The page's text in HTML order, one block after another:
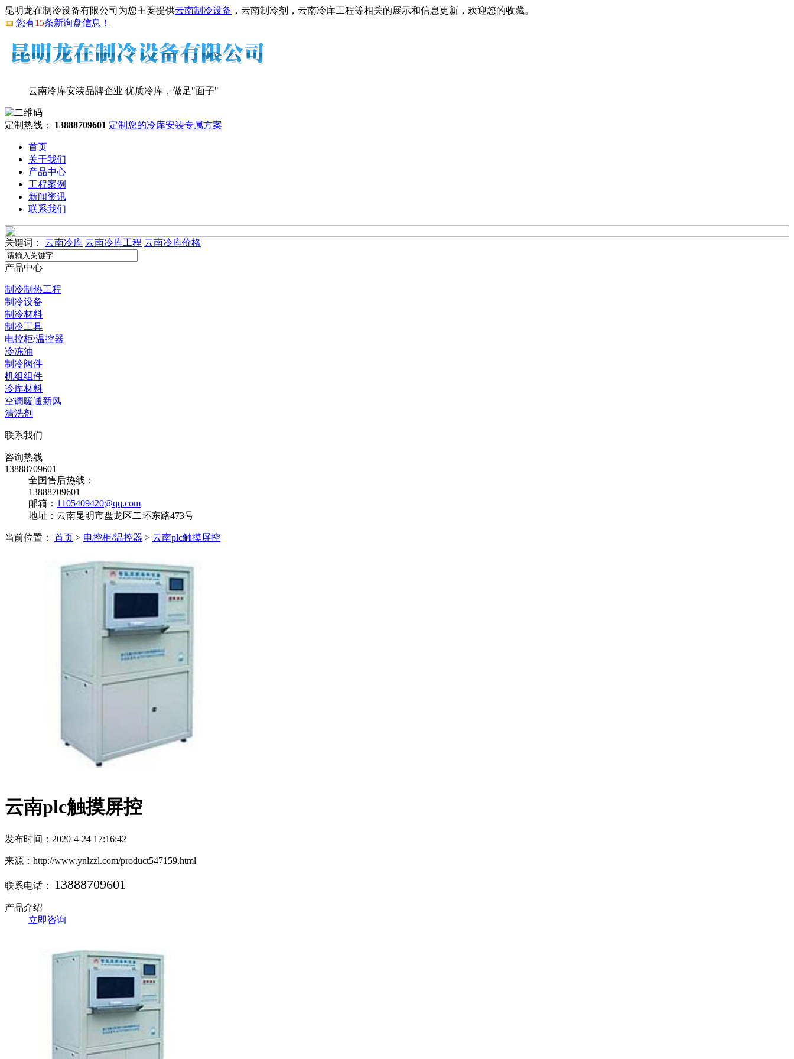
昆明龙在制冷设备有限公司为您主要提供云南制冷设备 ，云南制冷剂，云南冷库工程等相关的展示和信息更新，欢迎您的收藏。
您有15条新询盘信息！
云南冷库安装品牌企业 优质冷库，做足"面子"
定制热线： 13888709601 定制您的冷库安装专属方案
首页
关于我们
产品中心
工程案例
新闻资讯
联系我们
关键词： 云南冷库 云南冷库工程 云南冷库价格
产品中心
制冷制热工程
制冷设备
制冷材料
制冷工具
电控柜/温控器
冷冻油
制冷阀件
机组组件
冷库材料
空调暖通新风
清洗剂
联系我们
咨询热线
13888709601
全国售后热线：
13888709601
邮箱： 1105409420@qq.com
地址：云南昆明市盘龙区二环东路473号
当前位置： 首页 > 电控柜/温控器 > 云南plc触摸屏控
云南plc触摸屏控
发布时间：2020-4-24 17:16:42
来源：http://www.ynlzzl.com/product547159.html
联系电话： 13888709601
产品介绍
立即咨询